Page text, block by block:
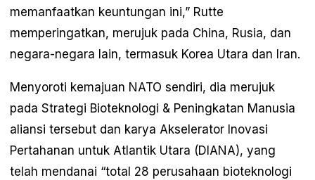
memanfaatkan keuntungan ini,” Rutte
memperingatkan, merujuk pada China, Rusia, dan
negara-negara lain, termasuk Korea Utara dan Iran.
Menyoroti kemajuan NATO sendiri, dia merujuk
pada Strategi Bioteknologi & Peningkatan Manusia
aliansi tersebut dan karya Akselerator Inovasi
Pertahanan untuk Atlantik Utara (DIANA), yang
telah mendanai “total 28 perusahaan bioteknologi